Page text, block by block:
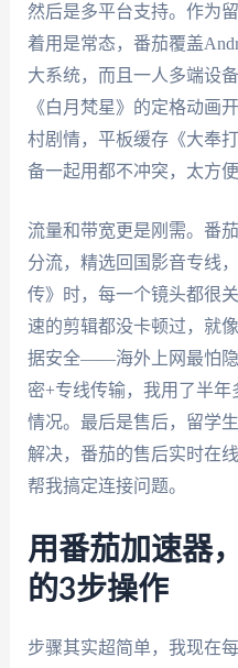
然后是多平台支持。作为
着用是常态，番茄覆盖
大系统，而且一人多端设
《白月梵星》的定格动画
村剧情，平板缓存《大奉
备一起用都不冲突，太方便
流量和带宽更是刚需。番
分流，精选回国影音专线
传》时，每一个镜头都很
速的剪辑都没卡顿过，就
据安全——海外上网最怕隐
密+专线传输，我用了半
情况。最后是售后，留学
解决，番茄的售后实时在
帮我搞定连接问题。
用番茄加速器
的3步操作
步骤其实超简单，我现在